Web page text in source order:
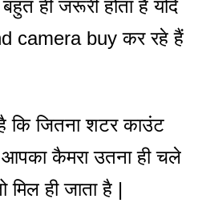
ही जरूरी होता है यदि
camera buy कर रहे हैं
कि जितना शटर काउंट
कैमरा उतना ही चले
ही जाता है |